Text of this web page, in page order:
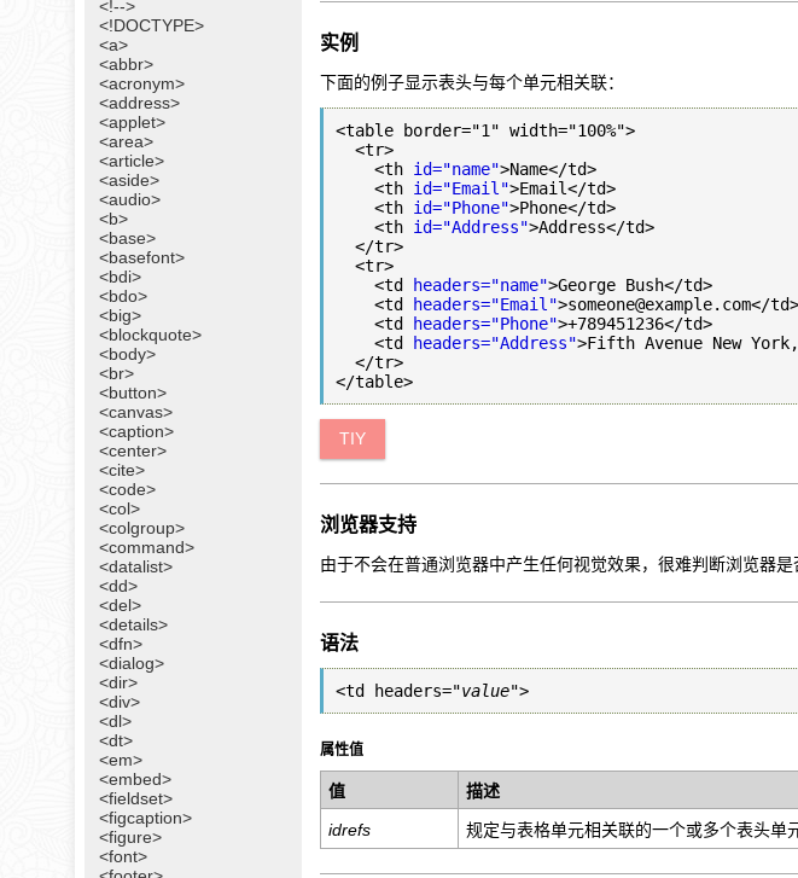
<!-->
<!DOCTYPE>
<a>
<abbr>
<acronym>
<address>
<applet>
<area>
<article>
<aside>
<audio>
<b>
<base>
<basefont>
<bdi>
<bdo>
<big>
<blockquote>
<body>
<br>
<button>
<canvas>
<caption>
<center>
<cite>
<code>
<col>
<colgroup>
<command>
<datalist>
<dd>
<del>
<details>
<dfn>
<dialog>
<dir>
<div>
<dl>
<dt>
<em>
<embed>
<fieldset>
<figcaption>
<figure>
<font>
实例
下面的例子显示表头与每个单元相关联：
<table border="1" width="100%">
    <th
id="name">Name</td>
    <th
id="Email">Email</td>
    <th
id="Phone">Phone</td>
    <th
id="Address">Address</td>
    <td
headers="name">George Bush</td>
    <td
headers="Email">someone@example.com</td>
    <td
headers="Phone">+789451236</td>
    <td
headers="Address">Fifth Avenue New
TIY
浏览器支持
由于不会在普通浏览器中产生任何视觉效果，很难判断浏览器是
语法
<td headers="value">
属性值
值
描述
idrefs
规定与表格单元相关联的一个或多个表头单